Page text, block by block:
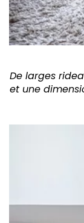
De larges
et une